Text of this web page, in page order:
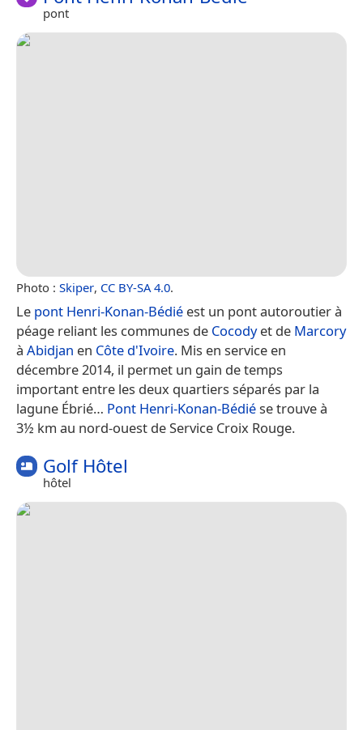
pont
Photo : Skiper, CC BY-SA 4.0.
Le pont Henri-Konan-Bédié est un pont autoroutier à
péage reliant les communes de Cocodyet de Marcory
à Abidjan en Côte d'Ivoire. Mis en service en
décembre 2014, il permet un gain de temps
important entre les deux quartiers séparés par la
lagune Ébrié… Pont Henri-Konan-Bédiése trouve à
3½ km au nord-ouest de Service Croix Rouge.
Golf Hôtel
hôtel